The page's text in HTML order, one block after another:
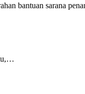
bantuan sarana